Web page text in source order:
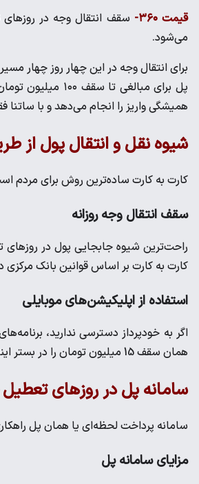
قیمت ۳۶۰-
سقف انتقال وجه در
می‌شود.
همیشگی واریز را انجام می‌دهد و با
شیوه نقل و انتقال پول از
کارت به کارت ساده‌ترین روش برای مردم
سقف انتقال وجه روزانه
کارت به کارت بر اساس قوانین بانک مرکزی در سال جاری معادل 15 میلیون تومان در هر
استفاده از اپلیکیشن‌های موبایلی
اگر به خودپرداز دسترسی ندارید،
همان سقف 15 میلیون تومان را در بستر اینترنت فراهم کرده‌اند. البته برای استفاده از این نرم‌افزارها داشتن رمز پویای فعال لازم است.
سامانه پل در روز‌های تعطیل
سامانه پرداخت لحظه‌ای یا همان پل
مزایای سامانه پل